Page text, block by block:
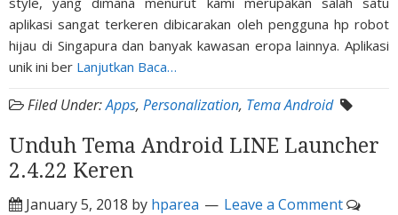
aplikasi sangat terkeren dibicarakan oleh pengguna hp robot
hijau di Singapura dan banyak kawasan eropa lainnya. Aplikasi
unik ini ber Lanjutkan Baca…
Filed Under:Apps, Personalization, Tema Android
Unduh Tema Android LINE Launcher
2.4.22 Keren
January 5, 2018 by hparea Leave a Comment